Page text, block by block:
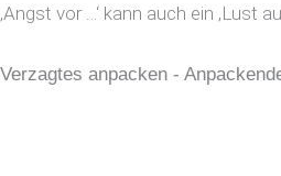
‚Angst vor …‘ kann auch ein ‚Lust
Verzagtes anpacken -